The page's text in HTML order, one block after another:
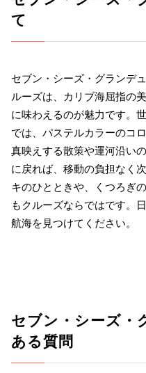
て
セブン・シーズ・グランデ
ルーズは、カリブ海屈指の
に味わえるのが魅力です。
では、パステルカラーのコ
真映えする散策や運河沿い
に戻れば、移動の負担なく
キのひとときや、くつろぎ
もクルーズならではです。
航海を見つけてください。
セブン・シーズ・
ある質問